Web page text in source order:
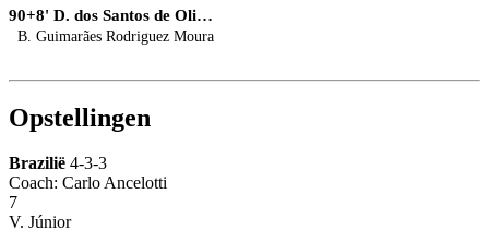
90+8' D. dos Santos de Oliveira
B. Guimarães Rodriguez Moura
Opstellingen
Brazilië 4-3-3
Coach: Carlo Ancelotti
7
V. Júnior